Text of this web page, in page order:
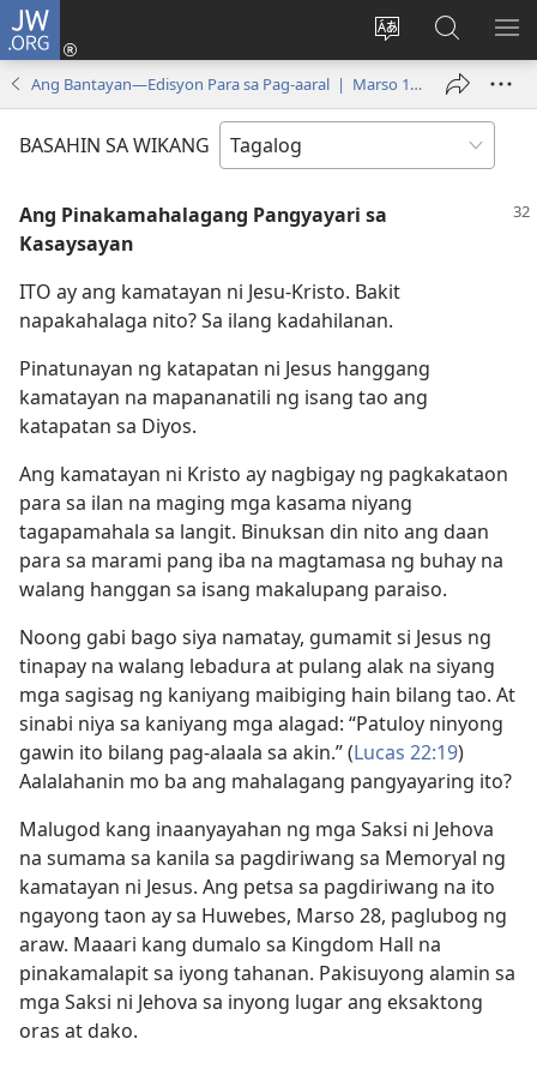
JW.ORG
Baguhin
ang
ng
Mag-
log
bubukas
window)
sa
JW.ORG
Ang Bantayan—Edisyon Para sa Pag-aaral | Marso 15, 2002
BASAHIN SA WIKANG
Ang Pinakamahalagang Pangyayari sa
Kasaysayan
ITO ay ang kamatayan ni Jesu-Kristo. Bakit
napakahalaga nito? Sa ilang kadahilanan.
Pinatunayan ng katapatan ni Jesus hanggang
kamatayan na mapananatili ng isang tao ang
katapatan sa Diyos.
Ang kamatayan ni Kristo ay nagbigay ng pagkakataon
para sa ilan na maging mga kasama niyang
tagapamahala sa langit. Binuksan din nito ang daan
para sa marami pang iba na magtamasa ng buhay na
walang hanggan sa isang makalupang paraiso.
Noong gabi bago siya namatay, gumamit si Jesus ng
tinapay na walang lebadura at pulang alak na siyang
mga sagisag ng kaniyang maibiging hain bilang tao. At
sinabi niya sa kaniyang mga alagad: “Patuloy ninyong
gawin ito bilang pag-alaala sa akin.” (Lucas 22:19)
Aalalahanin mo ba ang mahalagang pangyayaring ito?
Malugod kang inaanyayahan ng mga Saksi ni Jehova
na sumama sa kanila sa pagdiriwang sa Memoryal ng
kamatayan ni Jesus. Ang petsa sa pagdiriwang na ito
ngayong taon ay sa Huwebes, Marso 28, paglubog ng
araw. Maaari kang dumalo sa Kingdom Hall na
pinakamalapit sa iyong tahanan. Pakisuyong alamin sa
mga Saksi ni Jehova sa inyong lugar ang eksaktong
oras at dako.